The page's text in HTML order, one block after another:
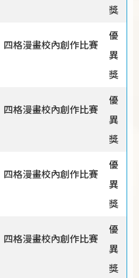
獎
格漫畫校內創作比賽
優
異
獎
格漫畫校內創作比賽
優
異
獎
格漫畫校內創作比賽
優
異
獎
格漫畫校內創作比賽
優
異
獎